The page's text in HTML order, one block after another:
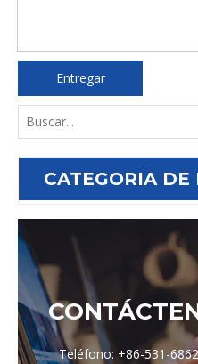
Entregar
CATEGORIA
Teléfono: +86-531-